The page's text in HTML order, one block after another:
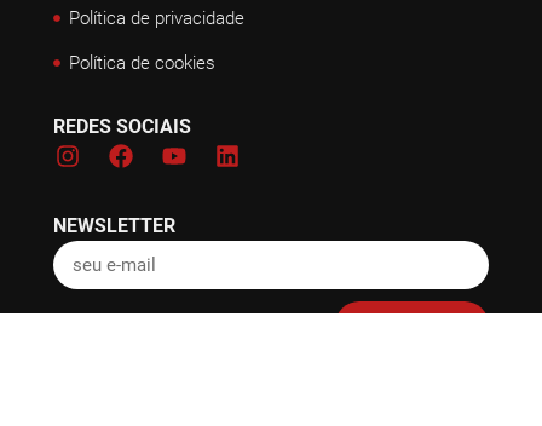
Política de privacidade
Política de cookies
REDES SOCIAIS
NEWSLETTER